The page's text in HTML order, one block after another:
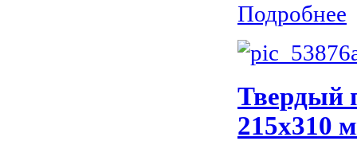
Подробнее
Твердый
215х310